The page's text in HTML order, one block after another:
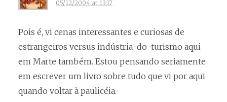
05/12/2004 at 13:17
Pois é, vi cenas interessantes e curiosas de
estrangeiros versus indústria-do-turismo aqui
em Marte também. Estou pensando seriamente
em escrever um livro sobre tudo que vi por aqui
quando voltar à paulicéia.